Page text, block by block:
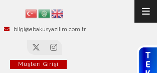
bilgi@abakusyazilim.com.tr
Müşteri Girişi